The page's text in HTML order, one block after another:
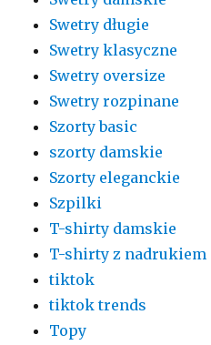
Swetry długie
Swetry klasyczne
Swetry oversize
Swetry rozpinane
Szorty basic
szorty damskie
Szorty eleganckie
Szpilki
T-shirty damskie
T-shirty z nadrukiem
tiktok
tiktok trends
Topy